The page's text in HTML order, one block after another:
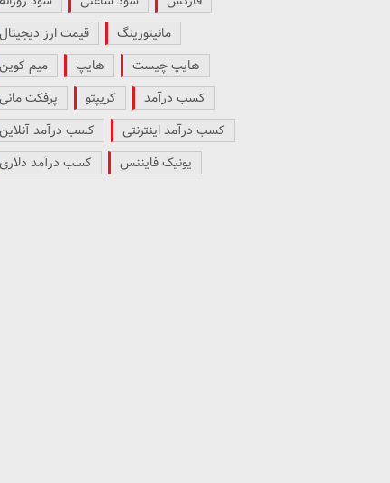
قیمت ارز دیجیتال
مانیتورینگ
میم کوین
هایپ
هایپ چیست
پرفکت مانی
کریپتو
کسب درآمد
کسب درآمد آنلاین
کسب درآمد اینترنتی
کسب درآمد دلاری
یونیک فایننس